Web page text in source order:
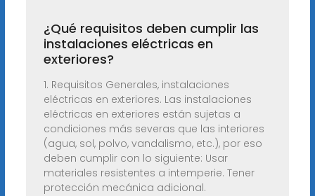
¿Qué requisitos deben cumplir las
instalaciones eléctricas en
exteriores?
1. Requisitos Generales, instalaciones
eléctricas en exteriores. Las instalaciones
eléctricas en exteriores están sujetas a
condiciones más severas que las interiores
(agua, sol, polvo, vandalismo, etc.), por eso
deben cumplir con lo siguiente: Usar
materiales resistentes a intemperie. Tener
protección mecánica adicional.